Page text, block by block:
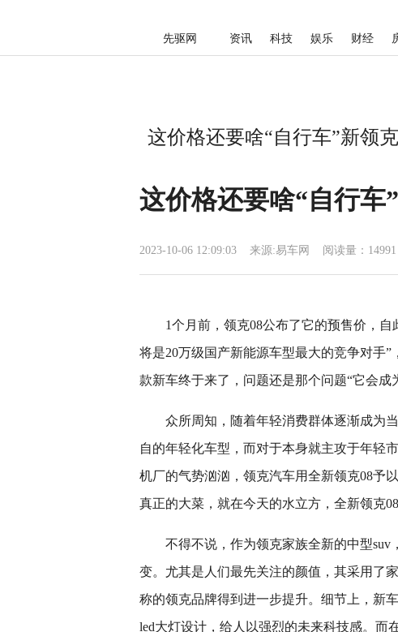
先驱网 资讯 科技 娱乐 财经
这价格还要啥“自行车”新领
这价格还要啥“自行车
2023-10-06 12:09:03 来源:易车网 阅读量：
1个月前，领克08公布了它的预售价，
将是20万级国产新能源车型最大的竞争对手
款新车终于来了，问题还是那个问题“它会
众所周知，随着年轻消费群体逐渐成为
自的年轻化车型，而对于本身就主攻于年轻
机厂的气势汹汹，领克汽车用全新领克08予
真正的大菜，就在今天的水立方，全新领克
不得不说，作为领克家族全新的中型
变。尤其是人们最先关注的颜值，其采用了
称的领克品牌得到进一步提升。细节上，新
led大灯设计，给人以强烈的未来科技感。而